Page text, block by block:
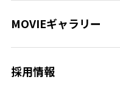
MOVIEギャラリー
採用情報